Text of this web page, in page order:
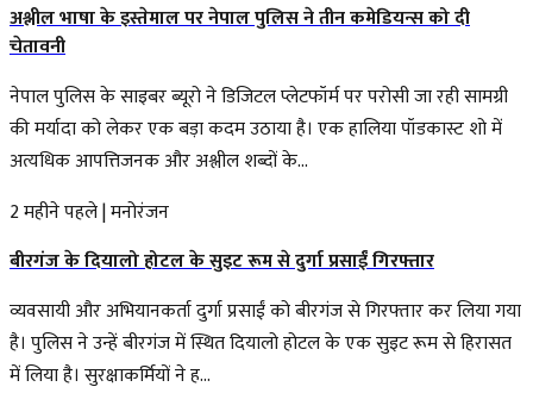
अश्लील भाषा के इस्तेमाल पर नेपाल पुलिस ने तीन कमेडियन्स को दी
चेतावनी
नेपाल पुलिस के साइबर ब्यूरो ने डिजिटल प्लेटफॉर्म पर परोसी जा रही सामग्री
की मर्यादा को लेकर एक बड़ा कदम उठाया है। एक हालिया पॉडकास्ट शो में
अत्यधिक आपत्तिजनक और अश्लील शब्दों के...
2 महीने पहले|मनोरंजन
बीरगंज के दियालो होटल के सुइट रूम से दुर्गा प्रसाईं गिरफ्तार
व्यवसायी और अभियानकर्ता दुर्गा प्रसाईं को बीरगंज से गिरफ्तार कर लिया गया
है। पुलिस ने उन्हें बीरगंज में स्थित दियालो होटल के एक सुइट रूम से हिरासत
में लिया है। सुरक्षाकर्मियों ने ह...